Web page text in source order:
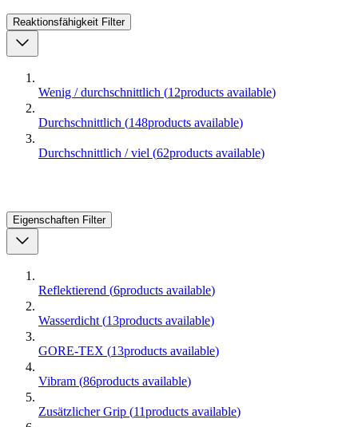
Reaktionsfähigkeit Filter
Wenig / durchschnittlich (12products available)
Durchschnittlich (148products available)
Durchschnittlich / viel (62products available)
Eigenschaften Filter
Reflektierend (6products available)
Wasserdicht (13products available)
GORE-TEX (13products available)
Vibram (86products available)
Zusätzlicher Grip (11products available)